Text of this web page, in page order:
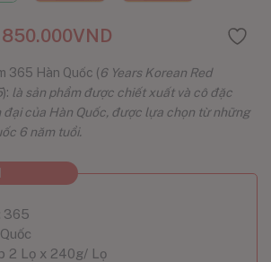
850.000VND
365 Hàn Quốc (6 Years Korean Red
): là sản phẩm được chiết xuất và cô đặc
đại của Hàn Quốc, được lựa chọn từ những
6 năm tuổi.
365
2 Lọ x 240g/ Lọ